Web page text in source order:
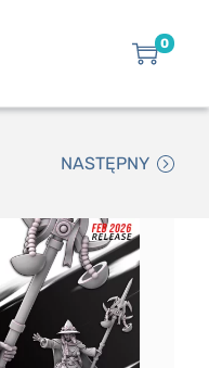
0
NASTĘPNY